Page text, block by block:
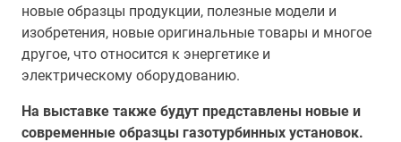
новые образцы продукции, полезные модели и
изобретения, новые оригинальные товары и многое
другое, что относится к энергетике и
электрическому оборудованию.
На выставке также будут представлены новые и
современные образцы газотурбинных установок.